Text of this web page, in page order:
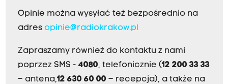
Opinie można wysyłać też bezpośrednio na
adres opinie@radiokrakow.pl
Zapraszamy również do kontaktu z nami
poprzez SMS - 4080, telefonicznie (12 200 33 33
– antena,12 630 60 00 – recepcja), a także na